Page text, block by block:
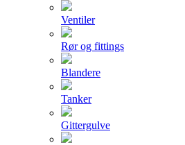
Ventiler
Rør og fittings
Blandere
Tanker
Gittergulve